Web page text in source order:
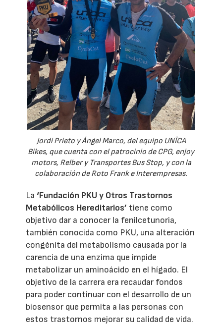
Jordi Prieto y Ángel Marco, del equipo UNÎCA
Bikes, que cuenta con el patrocinio de CPG, enjoy
motors, Relber y Transportes Bus Stop, y con la
colaboración de Roto Frank e Interempresas.
La ‘Fundación PKU y Otros Trastornos
Metabólicos Hereditarios’ tiene como
objetivo dar a conocer la fenilcetunoria,
también conocida como PKU, una alteración
congénita del metabolismo causada por la
carencia de una enzima que impide
metabolizar un aminoácido en el hígado. El
objetivo de la carrera era recaudar fondos
para poder continuar con el desarrollo de un
biosensor que permita a las personas con
estos trastornos mejorar su calidad de vida.